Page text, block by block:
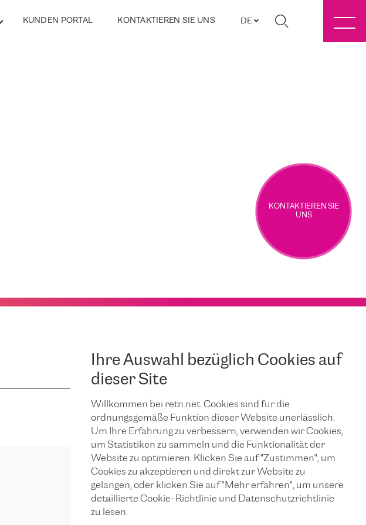
KUNDEN PORTAL KONTAKTIEREN SIE UNS DE
Ihre Auswahl bezüglich Cookies auf
dieser Site
Willkommen bei retn.net. Cookies sind für die
ordnungsgemäße Funktion dieser Website unerlässlich.
Um Ihre Erfahrung zu verbessern, verwenden wir Cookies,
um Statistiken zu sammeln und die Funktionalität der
Website zu optimieren. Klicken Sie auf "Zustimmen", um
Cookies zu akzeptieren und direkt zur Website zu
gelangen, oder klicken Sie auf "Mehr erfahren", um unsere
detaillierte Cookie-Richtlinie und Datenschutzrichtlinie
zu lesen.
KONTAKTIEREN SIE
UNS